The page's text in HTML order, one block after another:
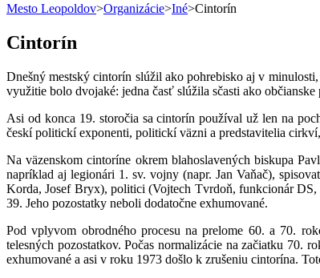
Mesto Leopoldov>Organizácie>Iné>Cintorín
Cintorín
Dnešný mestský cintorín slúžil ako pohrebisko aj v
využitie bolo dvojaké: jedna časť slúžila sčasti ako
Asi od konca 19. storočia sa cintorín používal už len na
českí politickí exponenti, politickí väzni a predstavitelia
Na väzenskom cintoríne okrem blahoslavených biskupa
napríklad aj legionári 1. sv. vojny (napr. Jan Vaňač),
Korda, Josef Bryx), politici (Vojtech Tvrdoň, funkcionár DS,
39. Jeho pozostatky neboli dodatočne exhumované.
Pod vplyvom obrodného procesu na prelome 60. a 70.
telesných pozostatkov. Počas normalizácie na začiatku 70.
exhumované a asi v roku 1973 došlo k zrušeniu cintorína.